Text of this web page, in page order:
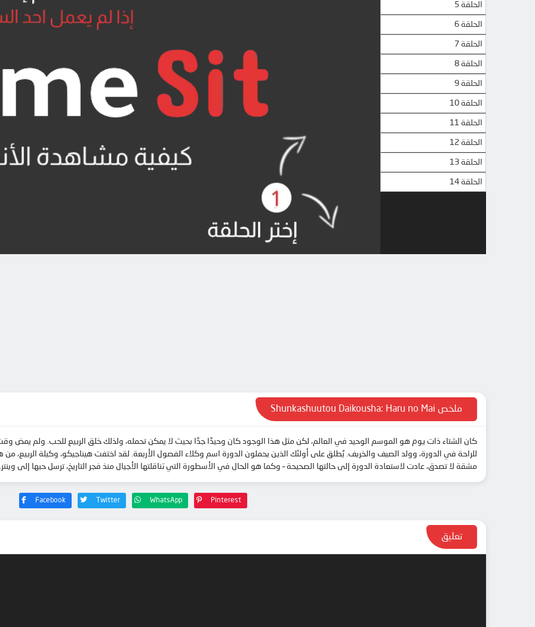
الحلقة 5
الحلقة 6
الحلقة 7
الحلقة 8
الحلقة 9
الحلقة 10
الحلقة 11
الحلقة 12
الحلقة 13
الحلقة 14
ملخص Shunkashuutou Daikousha: Haru no Mai
كان الشتاء ذات يوم هو الموسم الوحيد في العالم، لكن مثل هذا الوجود كان وحيدًا جدًا بحيث لا يمكن تحمله، ولذلك خلق الربيع للحب. ولم
للراحة في الدورة، وولد الصيف والخريف. يُطلق على أولئك الذين يحملون الدورة اسم وكلاء الفصول الأربعة. لقد اختفت هيناجيكو، وكيلة الربيع،
مشقة لا تصدق، عادت لاستعادة الدورة إلى حالتها الصحيحة – وكما هو الحال في الأسطورة التي تناقلتها الأجيال منذ فجر التاريخ، ترسل حبها إلى وينتر.
Facebook Twitter WhatsApp Pinterest
تعليق